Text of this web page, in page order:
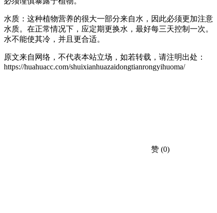
水质：这种植物营养的很大一部分来自水，因此必须更加注意
水质。在正常情况下，应定期更换水，最好每三天控制一次。
水不能使其冷，并且更合适。
原文来自网络，不代表本站立场，如若转载，请注明出处：
https://huahuacc.com/shuixianhuazaidongtianrongyihuoma/
赞 (0)